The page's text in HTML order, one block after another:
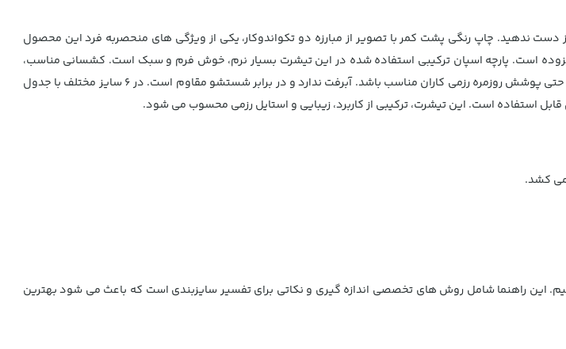
دست ندهید. چاپ رنگی پشت کمر با تصویر از مبارزه دو تکواندوکار، یکی از ویژگی های منحصربه فرد این محصول
است. پارچه اسپان ترکیبی استفاده شده در این تیشرت بسیار نرم، خوش فرم و سبک است. کشسانی مناسب،
چروک پذیری بسیار کم، پرزدهی پایین و قابلیت اتوکشی باعث شده این تیشرت برای تمرین، مسابقه یا حتی پوشش روزمره رزمی کاران مناسب باشد. آبرفت ندارد و در برابر شستشو مقاوم است. در ۶ سایز مختلف با جدول
است. این تیشرت، ترکیبی از کاربرد، زیبایی و استایل رزمی محسوب می شود.
این راهنما شامل روش های تخصصی اندازه گیری و نکاتی برای تفسیر سایزبندی است که باعث می شود بهترین